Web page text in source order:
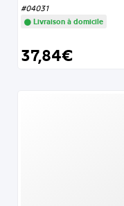
#04031
Livraison à domicile
37,84€